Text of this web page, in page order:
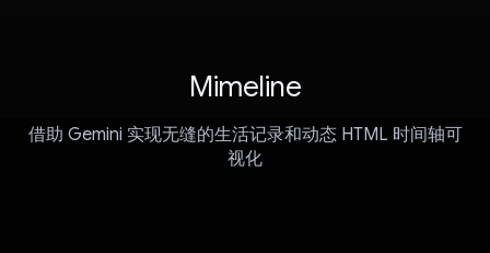
Mimeline
借助 Gemini 实现无缝的生活记录和动态 HTML 时间轴可
视化